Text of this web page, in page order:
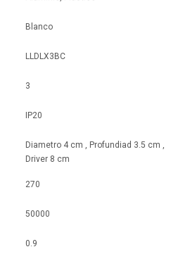
Blanco
LLDLX3BC
3
IP20
Diametro 4 cm , Profundiad 3.5 cm ,
Driver 8 cm
270
50000
0.9